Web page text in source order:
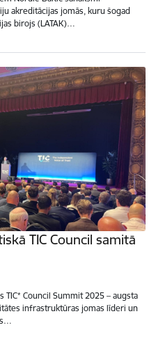
akreditācijas jomās, kuru šogad
birojs (LATAK)…
TIC Council samitā
TIC* Council Summit 2025 – augsta
infrastruktūras jomas līderi un